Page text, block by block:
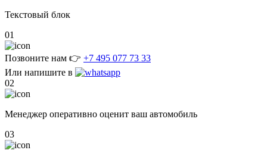
Текстовый блок
01
Позвоните нам 👉 +7 495 077 73 33
Или напишите в
02
Менеджер оперативно оценит ваш автомобиль
03